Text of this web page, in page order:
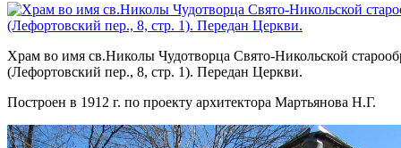
Храм во имя св.Николы Чудотворца Свято-Никольской
(Лефортовский пер., 8, стр. 1). Передан Церкви.
Построен в 1912 г. по проекту архитектора Мартьянова Н.Г.